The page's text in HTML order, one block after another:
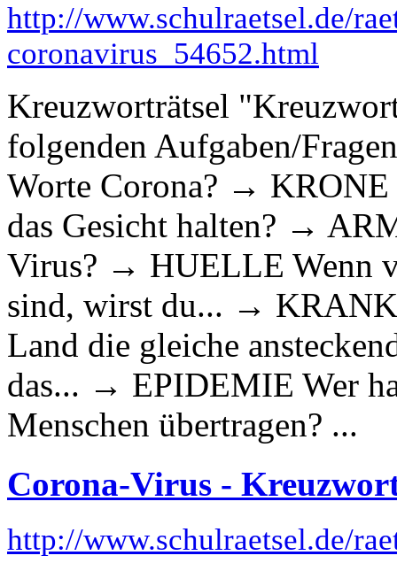
http://www.schulraetsel.de/
coronavirus_54652.html
Kreuzworträtsel
folgenden Aufgaben/
Worte Corona? → KRONE
das Gesicht halten? →
Virus? → HUELLE Wenn
sind, wirst du... → KRANK
Land die gleiche
das... → EPIDEMIE Wer
Menschen übertragen? ...
Corona-Virus -
http://www.schulraetsel.de/